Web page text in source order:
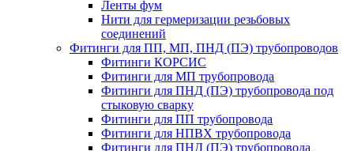
Ленты фум
Нити для гермеризации резьбовых
соединений
Фитинги для ПП, МП, ПНД (ПЭ) трубопроводов
Фитинги КОРСИС
Фитинги для МП трубопровода
Фитинги для ПНД (ПЭ) трубопровода под
стыковую сварку
Фитинги для ПП трубопровода
Фитинги для НПВХ трубопровода
Фитинги для ПНД (ПЭ) трубопровода